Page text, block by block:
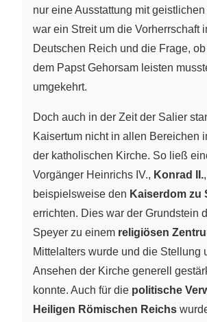
nur eine Ausstattung mit
war ein Streit um die Vorherrschaft
Deutschen Reich und die Frage,
dem Papst Gehorsam leisten
umgekehrt.
Doch auch in der Zeit der Salier
Kaisertum nicht in allen Bereichen
der katholischen Kirche. So ließ
Vorgänger Heinrichs IV., Konrad II.,
beispielsweise den Kaiserdom zu
errichten. Dies war der Grundstein
Speyer zu einem religiösen
Mittelalters wurde und die Stellung
Ansehen der Kirche generell
konnte. Auch für die politische
Heiligen Römischen Reichs